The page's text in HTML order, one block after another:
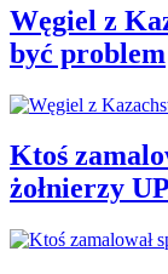
Węgiel z
być problem
Ktoś
żołnierzy